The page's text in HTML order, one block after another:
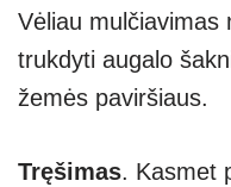
Vėliau mulčiavimas
trukdyti augalo
žemės paviršiaus.
Tręšimas. Kasmet